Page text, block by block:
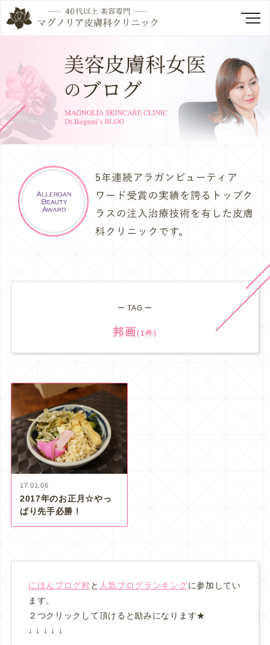
ー TAG ー
邦画(1件)
17.01.06
2017年のお正月☆やっ
ぱり先手必勝！
にほんブログ村と 人気ブログランキングに参加してい
ます。
２つクリックして頂けると励みになります★
↓ ↓ ↓ ↓ ↓